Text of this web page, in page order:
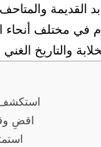
في مختلف أنحاء
والتاريخ الغني
استكشف
اقضِ